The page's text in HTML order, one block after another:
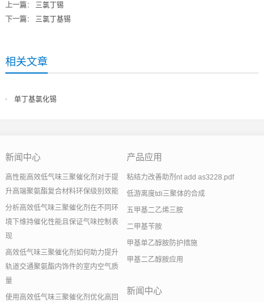
上一篇： 三氯丁锡
下一篇： 三氯丁基锡
相关文章
单丁基氯化锡
新闻中心
高性能高效低气味三聚催化剂对于提
升高端聚氨酯复合材料环保级别效能
分析高效低气味三聚催化剂在不同环
境下维持催化性能且保证气味控制表
现
高效低气味三聚催化剂如何助力提升
轨道交通聚氨酯内饰件的室内空气质
量
使用高效低气味三聚催化剂优化高回
产品应用
粘结力改善助剂nt add as3228.pdf
低游离度tdi三聚体的合成
五甲基二乙烯三胺
二甲基苄胺
甲基单乙醇胺防护措施
甲基二乙醇胺应用
新闻中心